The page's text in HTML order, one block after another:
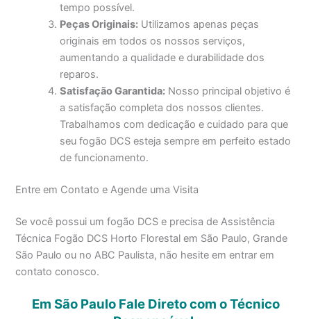
tempo possível.
Peças Originais: Utilizamos apenas peças
originais em todos os nossos serviços,
aumentando a qualidade e durabilidade dos
reparos.
Satisfação Garantida: Nosso principal objetivo é
a satisfação completa dos nossos clientes.
Trabalhamos com dedicação e cuidado para que
seu fogão DCS esteja sempre em perfeito estado
de funcionamento.
Entre em Contato e Agende uma Visita
Se você possui um fogão DCS e precisa de Assistência
Técnica Fogão DCS Horto Florestal em São Paulo, Grande
São Paulo ou no ABC Paulista, não hesite em entrar em
contato conosco.
Em São Paulo Fale Direto com o Técnico